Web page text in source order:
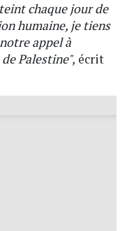
chaque jour de
humaine, je tiens
appel à
Palestine", écrit